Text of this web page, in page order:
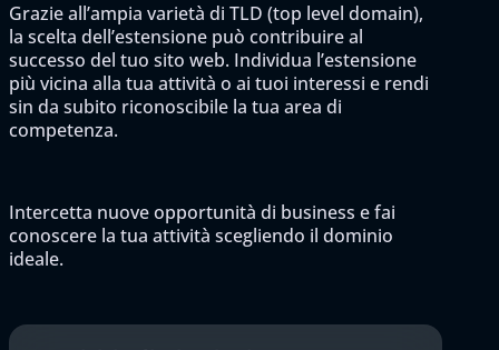
Grazie all’ampia varietà di TLD (top level domain),
la scelta dell’estensione può contribuire al
successo del tuo sito web. Individua l’estensione
più vicina alla tua attività o ai tuoi interessi e rendi
sin da subito riconoscibile la tua area di
competenza.
Intercetta nuove opportunità di business e fai
conoscere la tua attività scegliendo il dominio
ideale.